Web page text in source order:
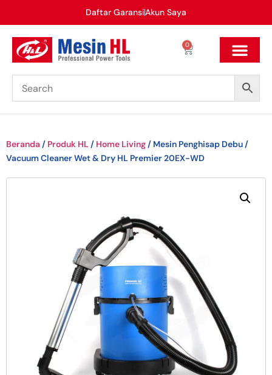
Daftar GaransiAkun Saya
0
Beranda / Produk HL / Home Living / Mesin Penghisap Debu /
Vacuum Cleaner Wet & Dry HL Premier 20EX-WD